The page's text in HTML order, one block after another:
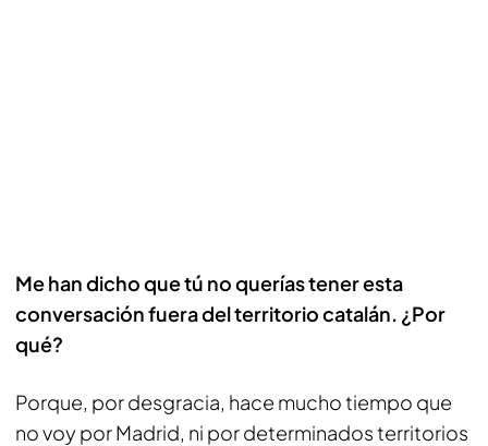
Me han dicho que tú no querías tener esta
conversación fuera del territorio catalán. ¿Por
qué?
Porque, por desgracia, hace mucho tiempo que
no voy por Madrid, ni por determinados territorios